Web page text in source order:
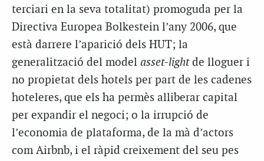
terciari en la seva totalitat) promoguda per la
Directiva Europea Bolkestein l’any 2006, que
està darrere l’aparició dels HUT; la
generalització del model asset-lightde lloguer i
no propietat dels hotels per part de les cadenes
hoteleres, que els ha permès alliberar capital
per expandir el negoci; o la irrupció de
l’economia de plataforma, de la mà d’actors
com Airbnb, i el ràpid creixement del seu pes